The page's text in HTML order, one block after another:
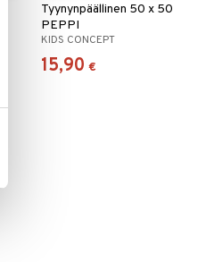
Tyynynpäällinen 50 x 50
PEPPI
KIDS CONCEPT
15,90 €